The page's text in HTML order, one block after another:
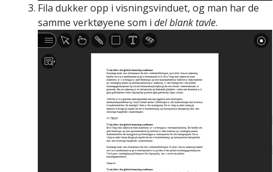
Fila dukker opp i visningsvinduet, og man har de
samme verktøyene som i del blank tavle.